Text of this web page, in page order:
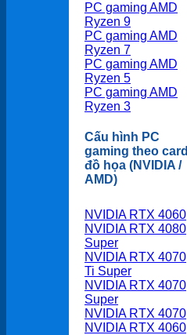
PC gaming AMD
Ryzen 9
PC gaming AMD
Ryzen 7
PC gaming AMD
Ryzen 5
PC gaming AMD
Ryzen 3
Cấu hình PC
gaming theo card
đồ họa (NVIDIA /
AMD)
NVIDIA RTX 4060
NVIDIA RTX 4080
Super
NVIDIA RTX 4070
Ti Super
NVIDIA RTX 4070
Super
NVIDIA RTX 4070
NVIDIA RTX 4060